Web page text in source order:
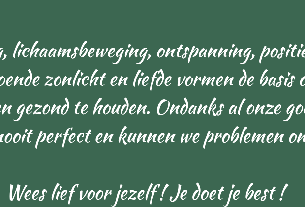
lichaamsbeweging, ontspanning,
zonlicht en liefde vormen de basis
gezond te houden. Ondanks al onze
perfect en kunnen we problemen
Wees lief voor jezelf ! Je doet je best !